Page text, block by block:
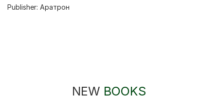
Publisher: Аратрон
NEW BOOKS